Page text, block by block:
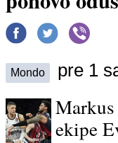
Mondo pre 1
ekipe